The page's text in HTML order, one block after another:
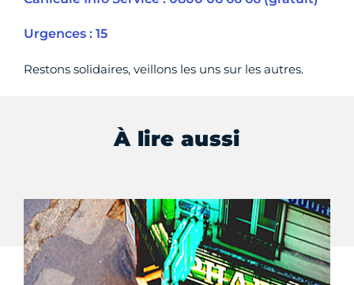
Urgences : 15
Restons solidaires, veillons les uns sur les autres.
À lire aussi